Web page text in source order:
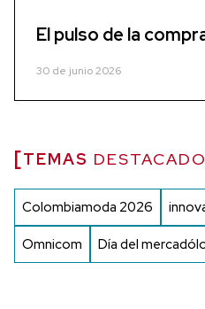
El pulso de la
30 de junio 2026
TEMAS
Colombiamoda 2026
Omnicom Día del